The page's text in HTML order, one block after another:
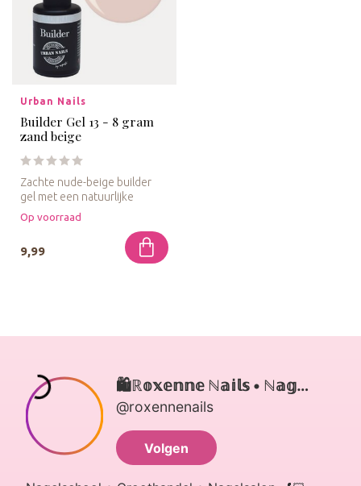
Urban Nails
Builder Gel 13 - 8 gram
zand beige
Zachte nude-beige builder
gel met een natuurlijke
uitstraling, perfect voor een
Op voorraad
9,99